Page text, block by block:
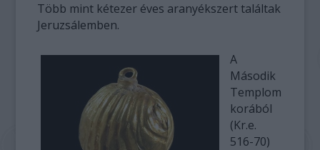
Több mint kétezer éves aranyékszert találtak
Jeruzsálemben.
A
Második
Templom
korából
(Kr.e.
516-70)